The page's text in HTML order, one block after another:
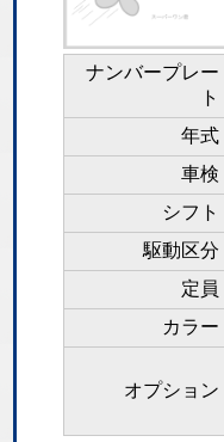
ナンバープレー
ト
年式
車検
シフト
駆動区分
定員
カラー
オプション